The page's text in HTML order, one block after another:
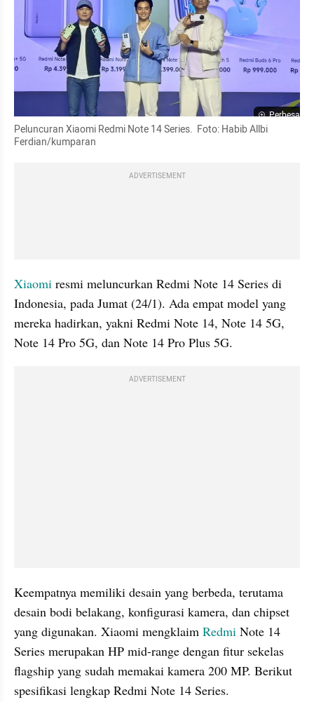
Perbesar
Peluncuran Xiaomi Redmi Note 14 Series.  Foto: Habib Allbi
Ferdian/kumparan
ADVERTISEMENT
Xiaomi resmi meluncurkan Redmi Note 14 Series di
Indonesia, pada Jumat (24/1). Ada empat model yang
mereka hadirkan, yakni Redmi Note 14, Note 14 5G,
Note 14 Pro 5G, dan Note 14 Pro Plus 5G.
ADVERTISEMENT
Keempatnya memiliki desain yang berbeda, terutama
desain bodi belakang, konfigurasi kamera, dan chipset
yang digunakan. Xiaomi mengklaim Redmi Note 14
Series merupakan HP mid-range dengan fitur sekelas
flagship yang sudah memakai kamera 200 MP. Berikut
spesifikasi lengkap Redmi Note 14 Series.